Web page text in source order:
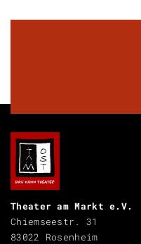
Theater am Markt e.V.
Chiemseestr. 31
83022 Rosenheim